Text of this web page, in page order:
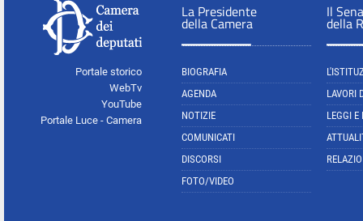
Portale storico
WebTv
YouTube
Portale Luce - Camera
La Presidente
della Camera
BIOGRAFIA
AGENDA
NOTIZIE
COMUNICATI
DISCORSI
FOTO/VIDEO
Il
della
LAVORI
LEGGI E